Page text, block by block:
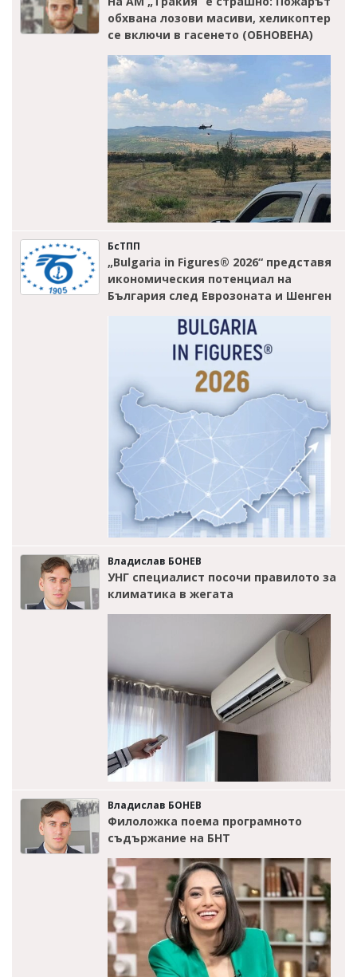
обхвана лозови масиви, хеликоптер
се включи в гасенето (ОБНОВЕНА)
БсТПП
„Bulgaria in Figures® 2026“ представя
икономическия потенциал на
България след Еврозоната и Шенген
Владислав БОНЕВ
УНГ специалист посочи правилото за
климатика в жегата
Владислав БОНЕВ
Филоложка поема програмното
съдържание на БНТ